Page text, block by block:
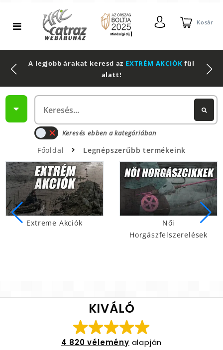
Kosár
A legjobb árakat keresd az EXTRÉM AKCIÓK fül
alatt!
Keresés ebben a kategóriában
Főoldal Legnépszerűbb termékeink
Extreme Akciók
Női
Horgászfelszerelések
KIVÁLÓ
4 820 vélemény alapján